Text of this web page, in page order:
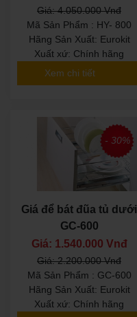
Giá: 4.050.000 Vnđ
Mã Sản Phẩm : HY- 800
Hãng Sản Xuất: Eurokit
Xuất xứ: Chính hãng
Xem chi tiết
- 30%
Giá để bát đũa tủ dưới
GC-600
Giá: 1.540.000 Vnđ
Giá: 2.200.000 Vnđ
Mã Sản Phẩm : GC-600
Hãng Sản Xuất: Eurokit
Xuất xứ: Chính hãng